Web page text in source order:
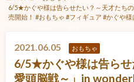
6/5★かぐや様は告らせたい？～天才たち
売開始！ #おもちゃ #フィギュア #かぐや
2021.06.05 おもちゃ
6/5★かぐや様は告らせ
愛頭脳戦～」in